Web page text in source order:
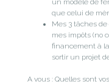
un modèle de
que celui de
Mes 3 tâches de
mes impôts (no
financement à la
sortir un projet
A vous : Quelles sont